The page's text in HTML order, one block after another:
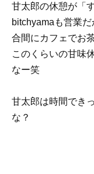
甘太郎の休憩が「
bitchyamaも営業
合間にカフェでお
このくらいの甘味
なー笑
甘太郎は時間でき
な？